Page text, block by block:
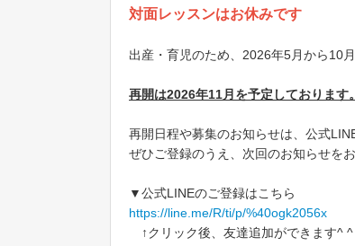
対面レッスンはお休みです
出産・育児のため、2026年5月から10
再開は2026年11月を予定しております。
再開日程や募集のお知らせは、公式
ぜひご登録のうえ、次回のお知らせをお
▼公式LINEのご登録はこちら
https://line.me/R/ti/p/%40ogk2056x
↑クリック後、友達追加ができます^ ^